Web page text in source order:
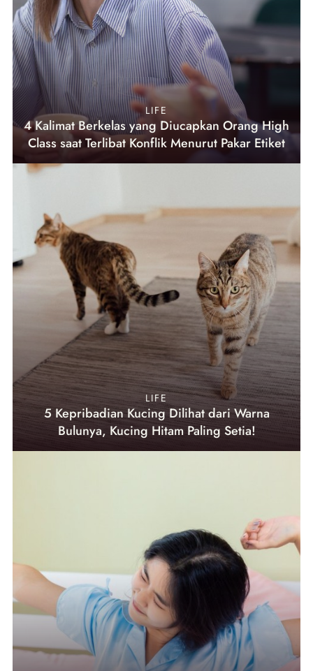
LIFE
4 Kalimat Berkelas yang Diucapkan Orang High
Class saat Terlibat Konflik Menurut Pakar Etiket
LIFE
5 Kepribadian Kucing Dilihat dari Warna
Bulunya, Kucing Hitam Paling Setia!